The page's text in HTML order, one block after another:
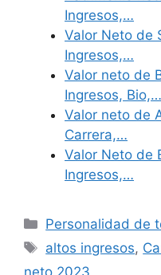
Ingresos,…
Valor Neto de
Ingresos,…
Valor neto de
Ingresos, Bio,…
Valor neto de
Carrera,…
Valor Neto de
Ingresos,…
Categories
Personalidad de
Tags
altos ingresos,